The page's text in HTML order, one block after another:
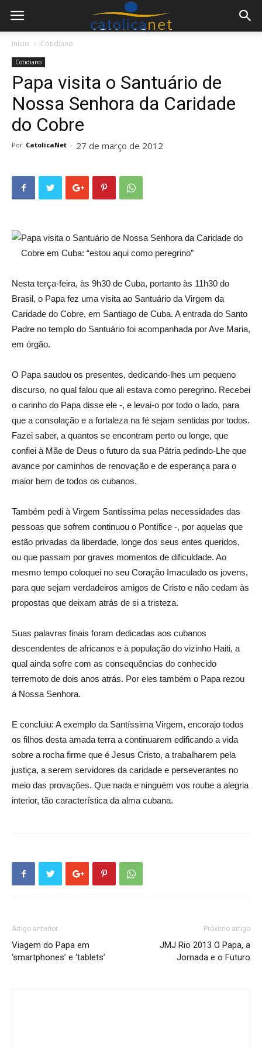
Início Cotidiano
Cotidiano
Papa visita o Santuário de
Nossa Senhora da Caridade
do Cobre
Por CatolicaNet - 27 de março de 2012
Papa visita o Santuário de Nossa Senhora da Caridade do
Cobre em Cuba: “estou aqui como peregrino”
Nesta terça-feira, às 9h30 de Cuba, portanto às 11h30 do
Brasil, o Papa fez uma visita ao Santuário da Virgem da
Caridade do Cobre, em Santiago de Cuba. A entrada do Santo
Padre no templo do Santuário foi acompanhada por Ave Maria,
em órgão.
O Papa saudou os presentes, dedicando-lhes um pequeno
discurso, no qual falou que ali estava como peregrino. Recebei
o carinho do Papa disse ele -, e levai-o por todo o lado, para
que a consolação e a fortaleza na fé sejam sentidas por todos.
Fazei saber, a quantos se encontram perto ou longe, que
confiei à Mãe de Deus o futuro da sua Pátria pedindo-Lhe que
avance por caminhos de renovação e de esperança para o
maior bem de todos os cubanos.
Também pedi à Virgem Santíssima pelas necessidades das
pessoas que sofrem continuou o Pontífice -, por aquelas que
estão privadas da liberdade, longe dos seus entes queridos,
ou que passam por graves momentos de dificuldade. Ao
mesmo tempo coloquei no seu Coração Imaculado os jovens,
para que sejam verdadeiros amigos de Cristo e não cedam às
propostas que deixam atrás de si a tristeza.
Suas palavras finais foram dedicadas aos cubanos
descendentes de africanos e à população do vizinho Haiti, a
qual ainda sofre com as consequências do conhecido
terremoto de dois anos atrás. Por eles também o Papa rezou
á Nossa Senhora.
E concluiu: A exemplo da Santíssima Virgem, encorajo todos
os filhos desta amada terra a continuarem edificando a vida
sobre a rocha firme que é Jesus Cristo, a trabalharem pela
justiça, a serem servidores da caridade e perseverantes no
meio das provações. Que nada e ninguém vos roube a alegria
interior, tão característica da alma cubana.
Artigo anterior
Viagem do Papa em
‘smartphones’ e ‘tablets’
Próximo artigo
JMJ Rio 2013 O Papa, a
Jornada e o Futuro